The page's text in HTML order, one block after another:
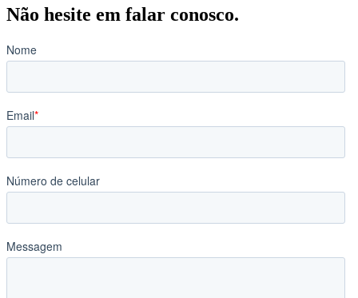
Não hesite em falar conosco.